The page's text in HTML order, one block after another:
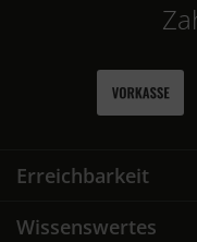
Erreichbarkeit
Wissenswertes